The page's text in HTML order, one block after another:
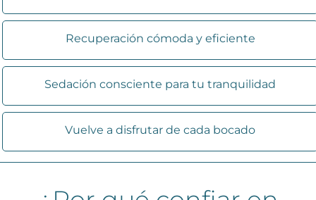
Recuperación cómoda y eficiente
Sedación consciente para tu tranquilidad
Vuelve a disfrutar de cada bocado